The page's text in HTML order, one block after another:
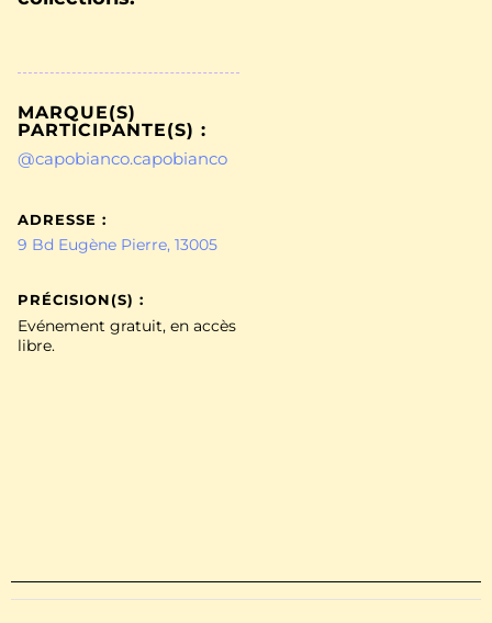
MARQUE(S)
PARTICIPANTE(S) :
@capobianco.capobianco
ADRESSE :
9 Bd Eugène Pierre, 13005
PRÉCISION(S) :
Evénement gratuit, en accès
libre.